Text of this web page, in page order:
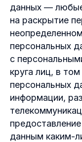
данных —
на раскрытие
персональных
с
круга лиц, в
персональных
информации,
данным каким-